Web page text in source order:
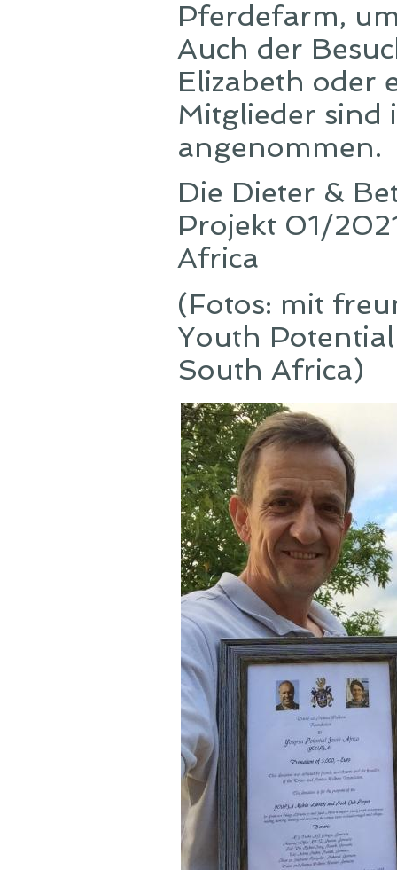
Pferdefarm,
Auch der
Elizabeth oder
Mitglieder sind
angenommen.
Die Dieter &
Projekt 01/
Africa
(Fotos: mit
Youth
South Africa)